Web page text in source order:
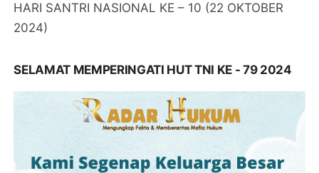
HARI SANTRI NASIONAL KE – 10 (22 OKTOBER
2024)
SELAMAT MEMPERINGATI HUT TNI KE - 79 2024